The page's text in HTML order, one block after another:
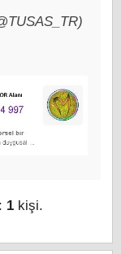
1 kişi.